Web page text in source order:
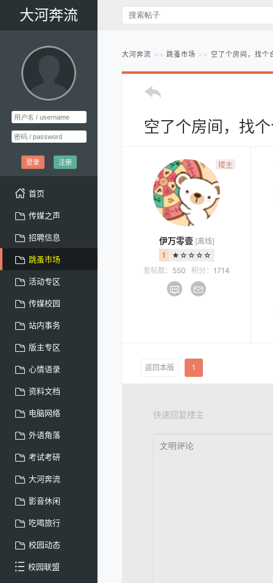
大河奔流
登录 注册
首页
传媒之声
招聘信息
跳蚤市场
活动专区
传媒校园
站内事务
版主专区
心情语录
资料文档
电脑网络
外语角落
考试考研
大河奔流
影音休闲
吃喝旅行
校园动态
校园联盟
大河奔流 跳蚤市场 空了个房间，找个
空了个房间，找
楼主
伊万零壹 [离线]
1
★☆☆☆☆
发帖数： 550 积分： 1714
返回本版 1
快速回复楼主